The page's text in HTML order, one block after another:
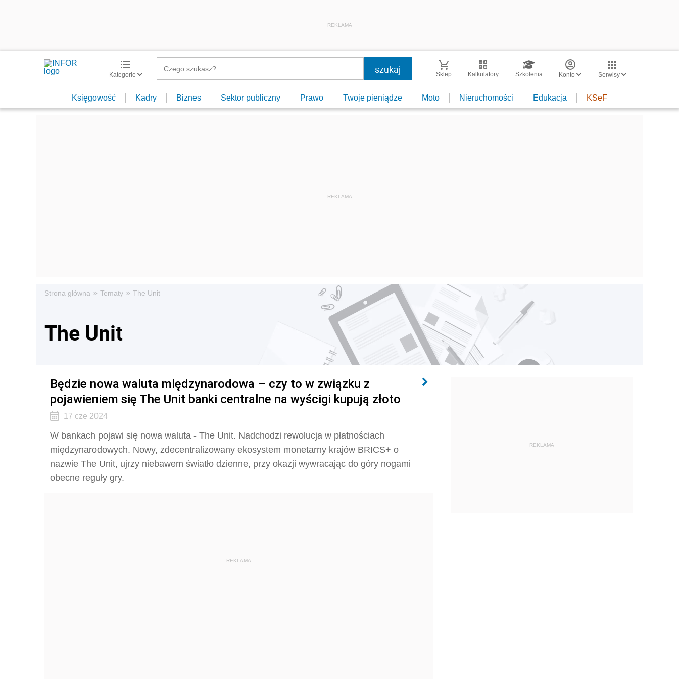
REKLAMA
Kategorie Sklep Kalkulatory Szkolenia Konto Serwisy
Księgowość Kadry Biznes Sektor publiczny Prawo Twoje pieniądze Moto Nieruchomości Edukacja KSeF
Strona główna » Tematy » The Unit
The Unit
Będzie nowa waluta międzynarodowa – czy to w związku z
pojawieniem się The Unit banki centralne na wyścigi kupują złoto
17 cze 2024
W bankach pojawi się nowa waluta - The Unit. Nadchodzi rewolucja w płatnościach
międzynarodowych. Nowy, zdecentralizowany ekosystem monetarny krajów BRICS+ o
nazwie The Unit, ujrzy niebawem światło dzienne, przy okazji wywracając do góry nogami
obecne reguły gry.
REKLAMA
REKLAMA